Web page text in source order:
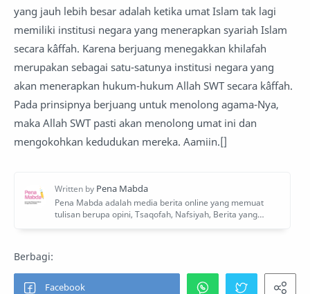
yang jauh lebih besar adalah ketika umat Islam tak lagi
memiliki institusi negara yang menerapkan syariah Islam
secara kâffah. Karena berjuang menegakkan khilafah
merupakan sebagai satu-satunya institusi negara yang
akan menerapkan hukum-hukum Allah SWT secara kâffah.
Pada prinsipnya berjuang untuk menolong agama-Nya,
maka Allah SWT pasti akan menolong umat ini dan
mengokohkan kedudukan mereka. Aamiin.[]